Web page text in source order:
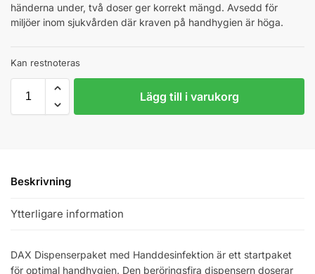
händerna under, två doser ger korrekt mängd. Avsedd för
miljöer inom sjukvården där kraven på handhygien är höga.
Kan restnoteras
Lägg till i varukorg
Beskrivning
Ytterligare information
DAX Dispenserpaket med Handdesinfektion är ett startpaket
för optimal handhygien. Den beröringsfira dispensern doserar